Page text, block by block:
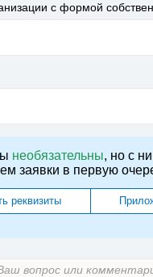
с формой
необязательны, но с
заявки в первую
реквизиты